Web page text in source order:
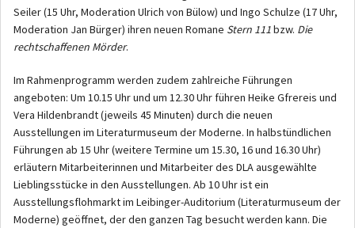
Seiler (15 Uhr, Moderation Ulrich von Bülow) und Ingo Schulze (17 Uhr,
Moderation Jan Bürger) ihren neuen Romane Stern 111bzw. Die
rechtschaffenen Mörder.
Im Rahmenprogramm werden zudem zahlreiche Führungen
angeboten: Um 10.15 Uhr und um 12.30 Uhr führen Heike Gfrereis und
Vera Hildenbrandt (jeweils 45 Minuten) durch die neuen
Ausstellungen im Literaturmuseum der Moderne. In halbstündlichen
Führungen ab 15 Uhr (weitere Termine um 15.30, 16 und 16.30 Uhr)
erläutern Mitarbeiterinnen und Mitarbeiter des DLA ausgewählte
Lieblingsstücke in den Ausstellungen. Ab 10 Uhr ist ein
Ausstellungsflohmarkt im Leibinger-Auditorium (Literaturmuseum der
Moderne) geöffnet, der den ganzen Tag besucht werden kann. Die